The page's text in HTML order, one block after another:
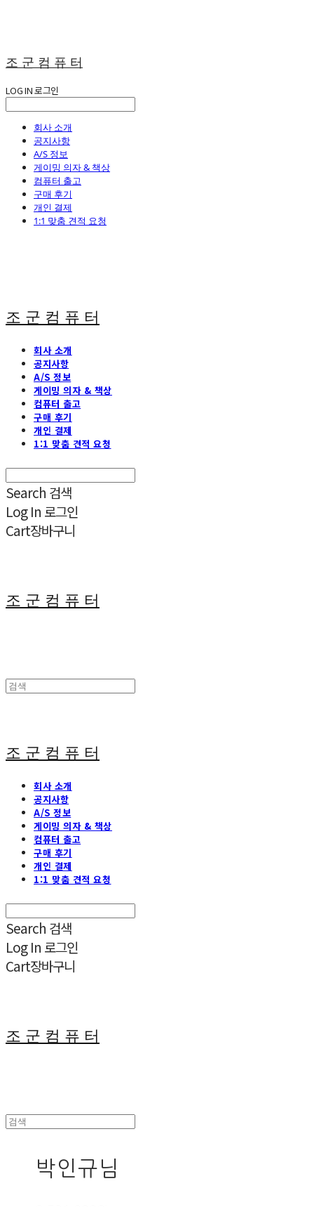
조 군 컴 퓨 터
LOG IN로그인
회사 소개
공지사항
A/S 정보
게이밍 의자 & 책상
컴퓨터 출고
구매 후기
개인 결제
1:1 맞춤 견적 요청
조 군 컴 퓨 터
회사 소개
공지사항
A/S 정보
게이밍 의자 & 책상
컴퓨터 출고
구매 후기
개인 결제
1:1 맞춤 견적 요청
Search 검색
Log In 로그인
Cart장바구니
조 군 컴 퓨 터
조 군 컴 퓨 터
회사 소개
공지사항
A/S 정보
게이밍 의자 & 책상
컴퓨터 출고
구매 후기
개인 결제
1:1 맞춤 견적 요청
Search 검색
Log In 로그인
Cart장바구니
조 군 컴 퓨 터
박인규님